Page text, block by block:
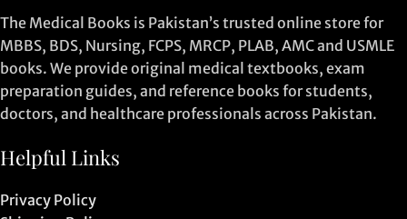
The Medical Books is Pakistan’s trusted online store for
MBBS, BDS, Nursing, FCPS, MRCP, PLAB, AMC and USMLE
books. We provide original medical textbooks, exam
preparation guides, and reference books for students,
doctors, and healthcare professionals across Pakistan.
Helpful Links
Privacy Policy